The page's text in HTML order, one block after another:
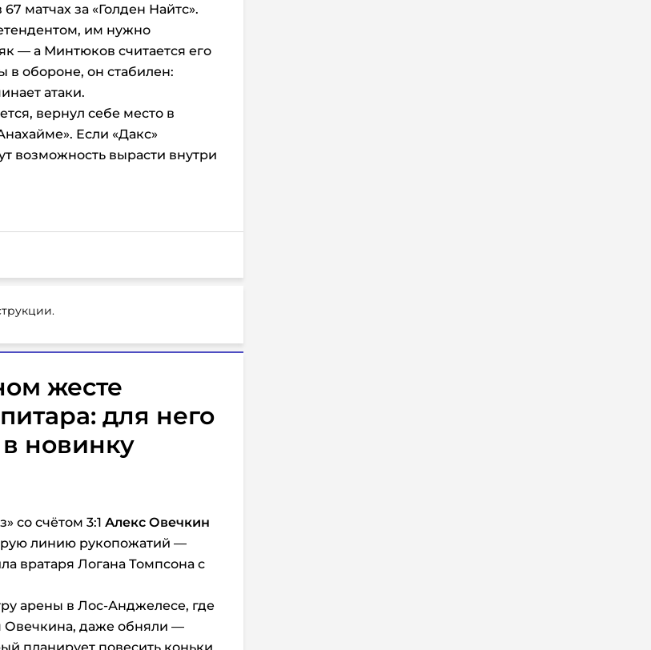
матчах за «Голден Найтс».
им нужно
— а Минтюков считается его
обороне, он стабилен:
атаки.
вернул себе место в
Если «Дакс»
возможность вырасти внутри
жесте
для него
новинку
со счётом 3:1 Алекс Овечкин
линию рукопожатий —
вратаря Логана Томпсона с
арены в Лос-Анджелесе, где
Овечкина, даже обняли —